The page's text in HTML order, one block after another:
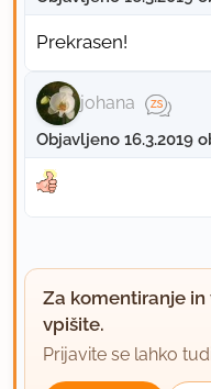
Prekrasen!
johana
Objavljeno 16.3.2019
Za komentiranje
vpišite.
Prijavite se lahko